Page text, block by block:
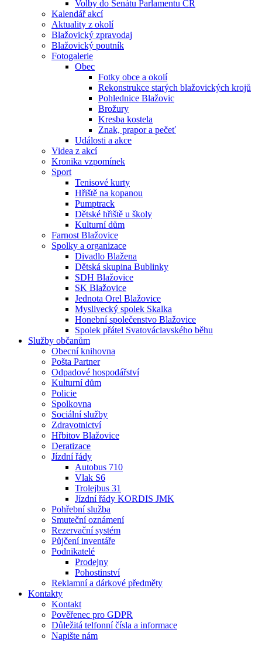
Volby do Senátu Parlamentu ČR
Kalendář akcí
Aktuality z okolí
Blažovický zpravodaj
Blažovický poutník
Fotogalerie
Obec
Fotky obce a okolí
Rekonstrukce starých blažovických krojů
Pohlednice Blažovic
Brožury
Kresba kostela
Znak, prapor a pečeť
Události a akce
Videa z akcí
Kronika vzpomínek
Sport
Tenisové kurty
Hřiště na kopanou
Pumptrack
Dětské hřiště u školy
Kulturní dům
Farnost Blažovice
Spolky a organizace
Divadlo Blažena
Dětská skupina Bublinky
SDH Blažovice
SK Blažovice
Jednota Orel Blažovice
Myslivecký spolek Skalka
Honební společenstvo Blažovice
Spolek přátel Svatováclavského běhu
Služby občanům
Obecní knihovna
Pošta Partner
Odpadové hospodářství
Kulturní dům
Policie
Spolkovna
Sociální služby
Zdravotnictví
Hřbitov Blažovice
Deratizace
Jízdní řády
Autobus 710
Vlak S6
Trolejbus 31
Jízdní řády KORDIS JMK
Pohřební služba
Smuteční oznámení
Rezervační systém
Půjčení inventáře
Podnikatelé
Prodejny
Pohostinství
Reklamní a dárkové předměty
Kontakty
Kontakt
Pověřenec pro GDPR
Důležitá telfonní čísla a informace
Napište nám